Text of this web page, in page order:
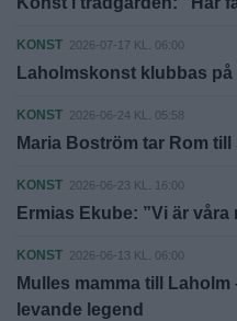
KONST 2026-07-17 KL. 06:00
Laholmskonst klubbas
KONST 2026-06-24 KL. 05:58
Maria Boström tar Rom
KONST 2026-06-23 KL. 16:00
Ermias Ekube: ”Vi är våra
KONST 2026-06-13 KL. 06:00
Mulles mamma till
levande legend